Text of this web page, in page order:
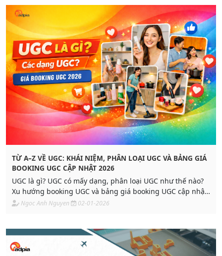
TỪ A–Z VỀ UGC: KHÁI NIỆM, PHÂN LOẠI UGC VÀ BẢNG GIÁ
BOOKING UGC CẬP NHẬT 2026
UGC là gì? UGC có mấy dạng, phân loại UGC như thế nào?
Xu hướng booking UGC và bảng giá booking UGC cập nhật
mới nhất 2026 cho brand & seller.
Ngoc Anh Nguyen 02-01-2026